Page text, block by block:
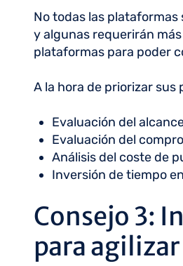
No todas las
y algunas requerirán
plataformas para poder
A la hora de priorizar
Evaluación del
Evaluación del
Análisis del coste de
Inversión de tiempo
Consejo 3:
para